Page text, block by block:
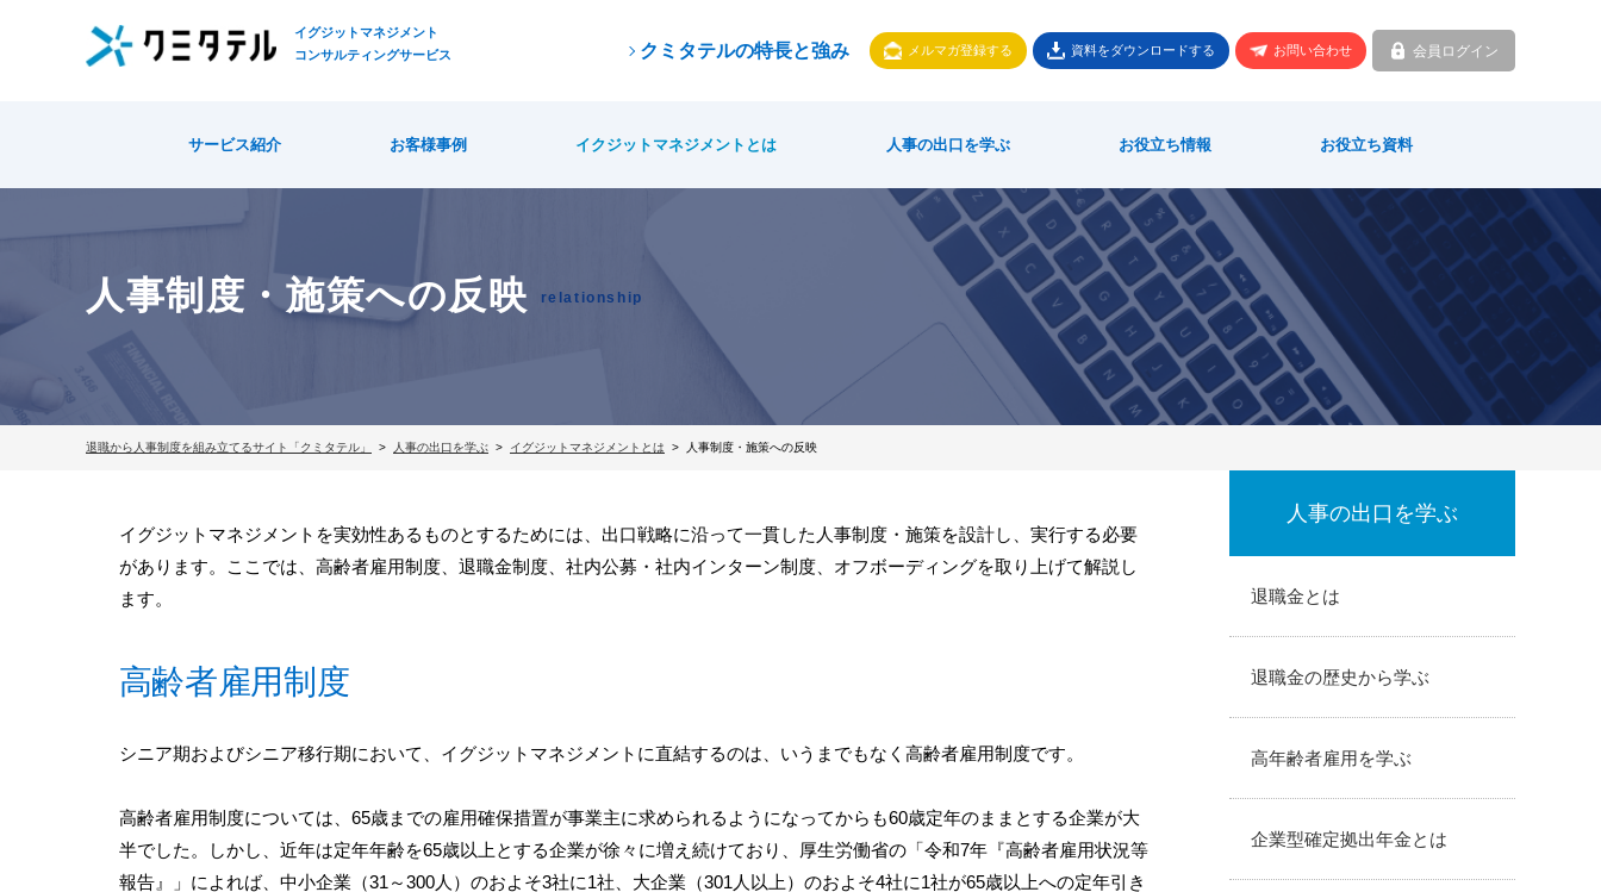
イグジットマネジメント
コンサルティングサービス
クミタテルの特長と強み メルマガ登録する 資料をダウンロードする お問い合わせ 会員ログイン
サービス紹介 お客様事例 イクジットマネジメントとは 人事の出口を学ぶ お役立ち情報 お役立ち資料
人事制度・施策への反映 relationship
退職から人事制度を組み立てるサイト「クミタテル」 人事の出口を学ぶ イグジットマネジメントとは 人事制度・施策への反映
イグジットマネジメントを実効性あるものとするためには、出口戦略に沿って一貫した人事制度・施策を設計し、実行する必要
があります。ここでは、高齢者雇用制度、退職金制度、社内公募・社内インターン制度、オフボーディングを取り上げて解説し
ます。
高齢者雇用制度
シニア期およびシニア移行期において、イグジットマネジメントに直結するのは、いうまでもなく高齢者雇用制度です。
高齢者雇用制度については、65歳までの雇用確保措置が事業主に求められるようになってからも60歳定年のままとする企業が大
半でした。しかし、近年は定年年齢を65歳以上とする企業が徐々に増え続けており、厚生労働省の「令和7年『高齢者雇用状況等
報告』」によれば、中小企業（31～300人）のおよそ3社に1社、大企業（301人以上）のおよそ4社に1社が65歳以上への定年引き
人事の出口を学ぶ
退職金とは
退職金の歴史から学ぶ
高年齢者雇用を学ぶ
企業型確定拠出年金とは